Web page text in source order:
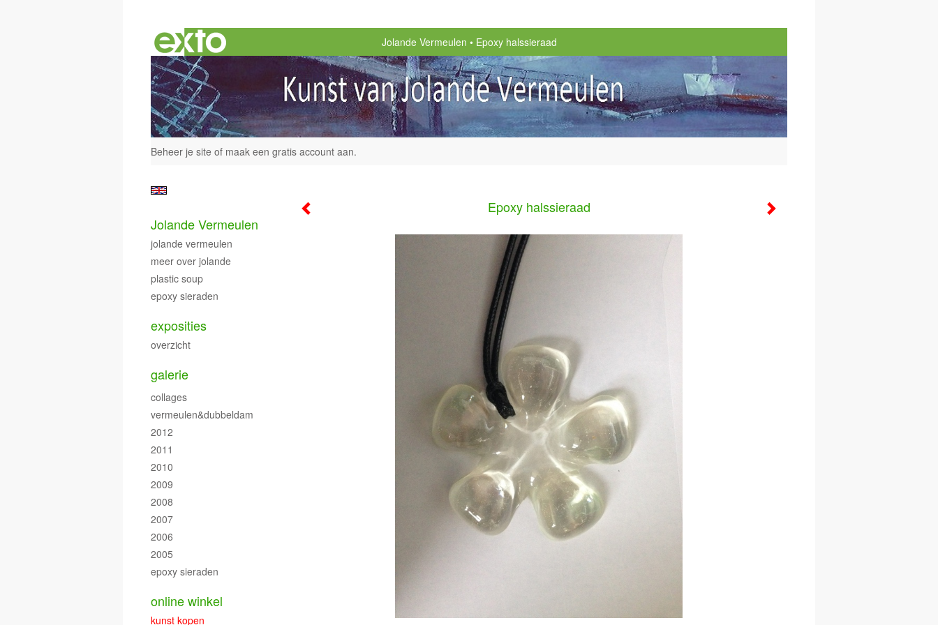
Jolande Vermeulen Epoxy halssieraad
Beheer je site of maak een gratis account aan.
Epoxy halssieraad
Jolande Vermeulen
jolande vermeulen
meer over jolande
plastic soup
epoxy sieraden
exposities
overzicht
galerie
collages
vermeulen&dubbeldam
2012
2011
2010
2009
2008
2007
2006
2005
epoxy sieraden
online winkel
kunst kopen